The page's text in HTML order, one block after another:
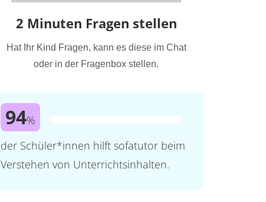
2 Minuten Fragen stellen
Hat Ihr Kind Fragen, kann es diese im Chat
oder in der Fragenbox stellen.
94%
der Schüler*innen hilft sofatutor beim
Verstehen von Unterrichtsinhalten.